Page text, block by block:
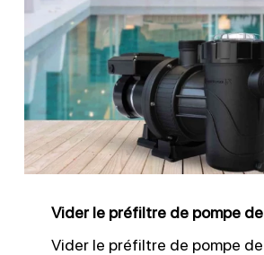
le
préfiltre
de
pompe
de
piscine
Vider le préfiltre de pompe
Vider le préfiltre de pompe